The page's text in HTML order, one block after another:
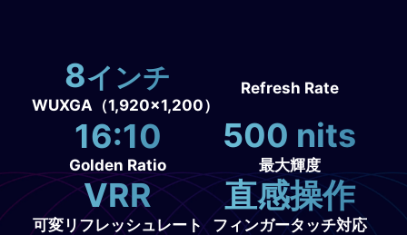
8インチ
WUXGA（1,920×1,200）
Refresh Rate
16:10
Golden Ratio
500 nits
最大輝度
VRR
可変リフレッシュレート
直感操作
フィンガータッチ対応